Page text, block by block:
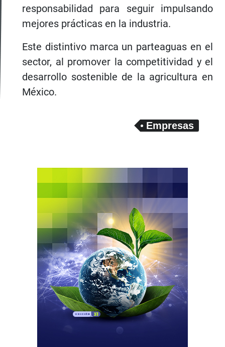
responsabilidad para seguir impulsando
mejores prácticas en la industria.
Este distintivo marca un parteaguas en el
sector, al promover la competitividad y el
desarrollo sostenible de la agricultura en
México.
Empresas